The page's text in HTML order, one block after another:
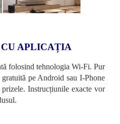
APLICAȚIA
folosind tehnologia Wi-Fi. Pur
pe Android sau I-Phone
Instrucțiunile exacte vor